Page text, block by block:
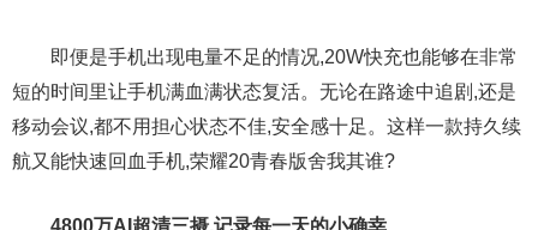
即便是手机出现电量不足的情况,20W快充也能够在非常
短的时间里让手机满血满状态复活。无论在路途中追剧,还是
移动会议,都不用担心状态不佳,安全感十足。这样一款持久续
航又能快速回血手机,荣耀20青春版舍我其谁?
4800万AI超清三摄,记录每一天的小确幸